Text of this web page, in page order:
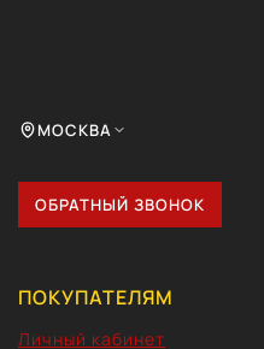
МОСКВА
ОБРАТНЫЙ ЗВОНОК
ПОКУПАТЕЛЯМ
Личный кабинет